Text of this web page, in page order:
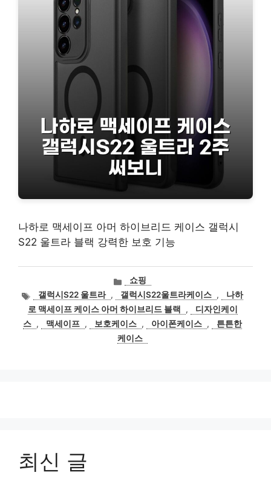
나하로 맥세이프 아머 하이브리드 케이스 갤럭시
S22 울트라 블랙 강력한 보호 기능
카
테
고
리
쇼핑
태
그
갤럭시S22 울트라 , 갤럭시S22울트라케이스 ,
나하
로 맥세이프 케이스 아머 하이브리드 블랙
,
디자인케이
스 , 맥세이프 , 보호케이스 , 아이폰케이스 ,
튼튼한
케이스
최신 글